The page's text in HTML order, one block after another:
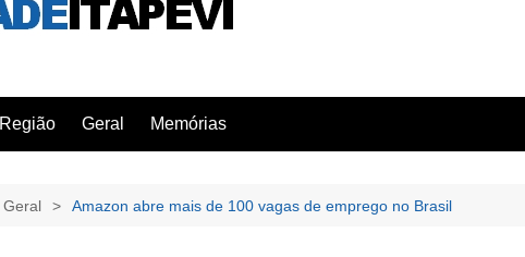
Região Geral Memórias
Geral Amazon abre mais de 100 vagas de emprego no Brasil